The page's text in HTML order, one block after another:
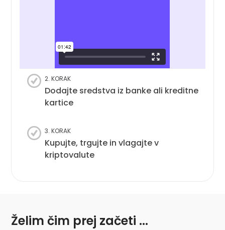
2. KORAK
Dodajte sredstva iz banke ali kreditne
kartice
3. KORAK
Kupujte, trgujte in vlagajte v
kriptovalute
Želim čim prej začeti ...